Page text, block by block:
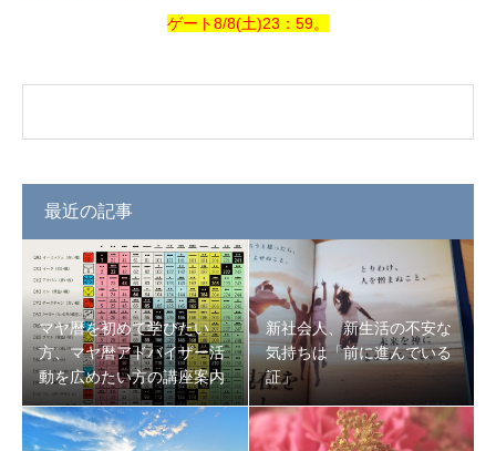
ゲート8/8(土)23：59。
最近の記事
マヤ暦を初めて学びたい
方、マヤ暦アドバイザー活
動を広めたい方の講座案内
新社会人、新生活の不安な
気持ちは「前に進んでいる
証」